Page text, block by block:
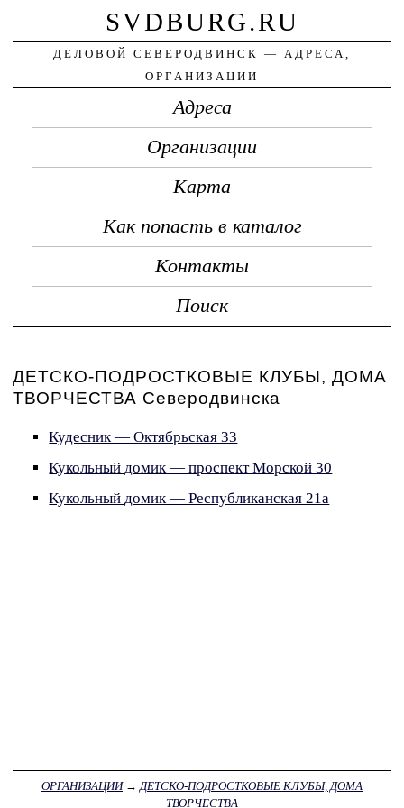
SVDBURG.RU
ДЕЛОВОЙ СЕВЕРОДВИНСК — АДРЕСА,
ОРГАНИЗАЦИИ
Адреса
Организации
Карта
Как попасть в каталог
Контакты
Поиск
ДЕТСКО-ПОДРОСТКОВЫЕ КЛУБЫ, ДОМА
ТВОРЧЕСТВА Северодвинска
Кудесник — Октябрьская 33
Кукольный домик — проспект Морской 30
Кукольный домик — Республиканская 21а
ОРГАНИЗАЦИИ→ ДЕТСКО-ПОДРОСТКОВЫЕ КЛУБЫ, ДОМА
ТВОРЧЕСТВА